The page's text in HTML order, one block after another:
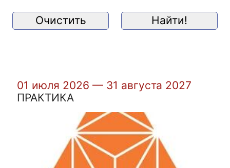
01 июля 2026 — 31 августа 2027
ПРАКТИКА